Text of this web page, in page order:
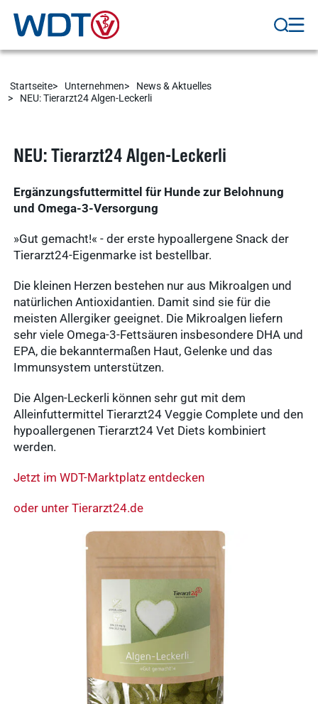
Arzneimittel
Ergebnisse
novaderma
gründen
Ergebnisse
Mitgliedschaft
Ergebnisse
anzeigen
Nachhaltigkeit
anzeigen
Ergebnisse
WDT-Gruppe
Tierarzt24.de
basics4vets
Startseite Unternehmen
News & Aktuelles
NEU: Tierarzt24 Algen-Leckerli
NEU: Tierarzt24 Algen-Leckerli
Ergänzungsfuttermittel für Hunde zur Belohnung
und Omega-3-Versorgung
»Gut gemacht!« - der erste hypoallergene Snack der
Tierarzt24-Eigenmarke ist bestellbar.
Die kleinen Herzen bestehen nur aus Mikroalgen und
natürlichen Antioxidantien. Damit sind sie für die
meisten Allergiker geeignet. Die Mikroalgen liefern
sehr viele Omega-3-Fettsäuren insbesondere DHA und
EPA, die bekanntermaßen Haut, Gelenke und das
Immunsystem unterstützen.
Die Algen-Leckerli können sehr gut mit dem
Alleinfuttermittel Tierarzt24 Veggie Complete und den
hypoallergenen Tierarzt24 Vet Diets kombiniert
werden.
Jetzt im WDT-Marktplatz entdecken
oder unter Tierarzt24.de